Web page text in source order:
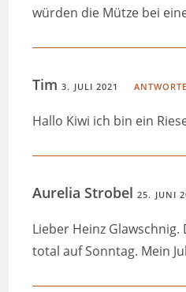
würden die Mütze bei
Tim3. JULI 2021
Hallo Kiwi ich bin ein
Aurelia Strobel25. JUNI
Lieber Heinz
total auf Sonntag. Mein